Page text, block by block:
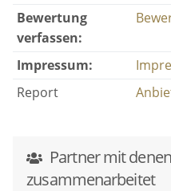
Bewertung
verfassen:
Impressum:
Report
Partner mit
zusammenarbeitet